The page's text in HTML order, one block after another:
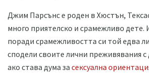
Джим Парсънс е роден в Хюстън,
много приятелско и срамежливо дете.
поради срамежливостта си той едва
сподели своите лични преживявания с
ако става дума за сексуална